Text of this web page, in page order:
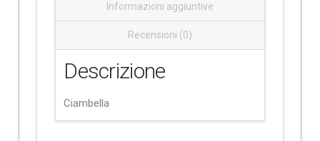
Informazioni aggiuntive
Recensioni (0)
Descrizione
Ciambella